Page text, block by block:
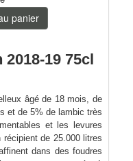
panier
19 75cl
âgé de 18 mois, de
et de 5% de lambic très
et les levures
de 25.000 litres
dans des foudres